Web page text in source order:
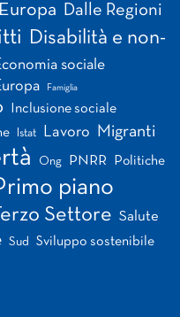
Dalle Regioni
Disabilità e non-
sociale
Famiglia
Inclusione sociale
Istat Lavoro Migranti
Ong PNRR Politiche
piano
Settore Salute
Sud Sviluppo sostenibile